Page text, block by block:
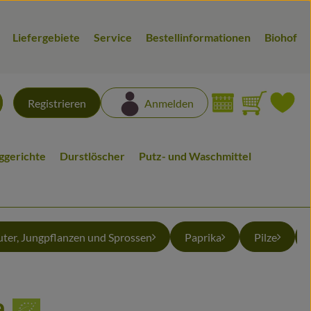
Liefergebiete Service Bestellinformationen Biohof
Registrieren Anmelden
Durstlöscher Putz- und Waschmittel
Jungpflanzen und Sprossen Paprika Pilze